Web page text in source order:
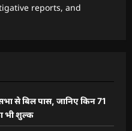
reports, and
से बिल पास, जानिए किन 71
भी शुल्क